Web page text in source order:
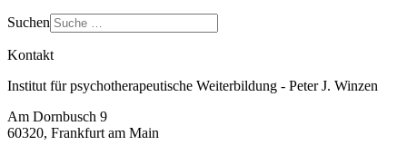
Suchen
Kontakt
Institut für psychotherapeutische Weiterbildung - Peter J. Winzen
Am Dornbusch 9
60320, Frankfurt am Main